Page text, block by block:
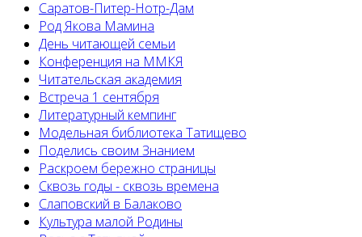
Саратов-Питер-Нотр-Дам
Род Якова Мамина
День читающей семьи
Конференция на ММКЯ
Читательская академия
Встреча 1 сентября
Литературный кемпинг
Модельная библиотека Татищево
Поделись своим Знанием
Раскроем бережно страницы
Сквозь годы - сквозь времена
Слаповский в Балаково
Культура малой Родины